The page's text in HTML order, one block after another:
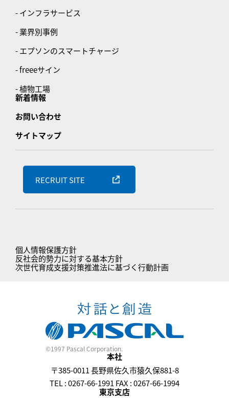
- インフラサービス
- 業界別事例
- エプソンのスマートチャージ
- freeeサイン
- 植物工場
新着情報
お問い合わせ
サイトマップ
RECRUIT SITE
個人情報保護方針
反社会的勢力に対する基本方針
次世代育成支援対策推進法に基づく行動計画
©1997 Pascal Corporation.
本社
〒385-0011 長野県佐久市猿久保881-8
TEL : 0267-66-1991 FAX : 0267-66-1994
東京支店